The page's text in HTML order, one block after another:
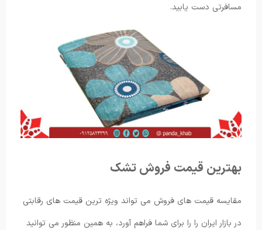
مسافرتی دست یابید.
بهترین قیمت فروش تشک
مقایسه قیمت های فروش می تواند ویژه ترین قیمت های رقابتی
در بازار ایران را را برای شما فراهم آورد، به همین منظور می توانید